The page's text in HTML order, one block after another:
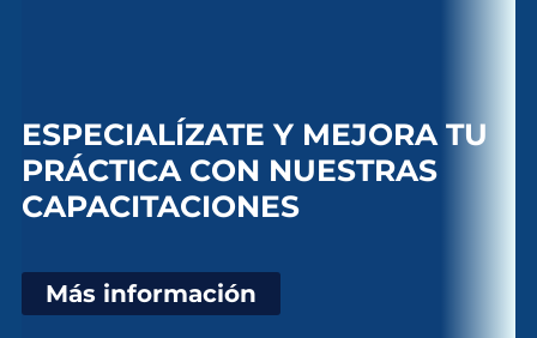
ESPECIALÍZATE Y MEJORA TU
PRÁCTICA CON NUESTRAS
CAPACITACIONES
Más información